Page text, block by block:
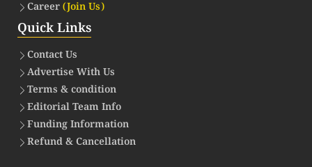
Career(Join Us)
Quick Links
Contact Us
Advertise With Us
Terms & condition
Editorial Team Info
Funding Information
Refund & Cancellation